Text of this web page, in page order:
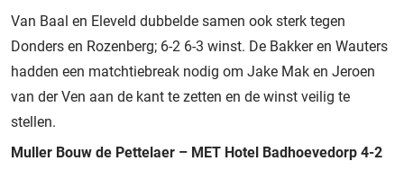
Van Baal en Eleveld dubbelde samen ook sterk tegen
Donders en Rozenberg; 6-2 6-3 winst. De Bakker en Wauters
hadden een matchtiebreak nodig om Jake Mak en Jeroen
van der Ven aan de kant te zetten en de winst veilig te
stellen.
Muller Bouw de Pettelaer – MET Hotel Badhoevedorp 4-2